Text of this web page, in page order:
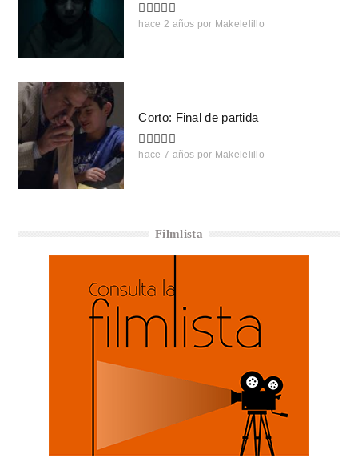
hace 2 años por Makelelillo
Corto: Final de partida
hace 7 años por Makelelillo
Filmlista